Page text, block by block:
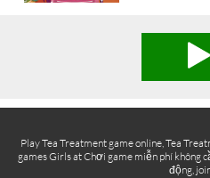
Play Tea Treatment game online, Tea
games Girls at Chơi game miễn phí không
động,